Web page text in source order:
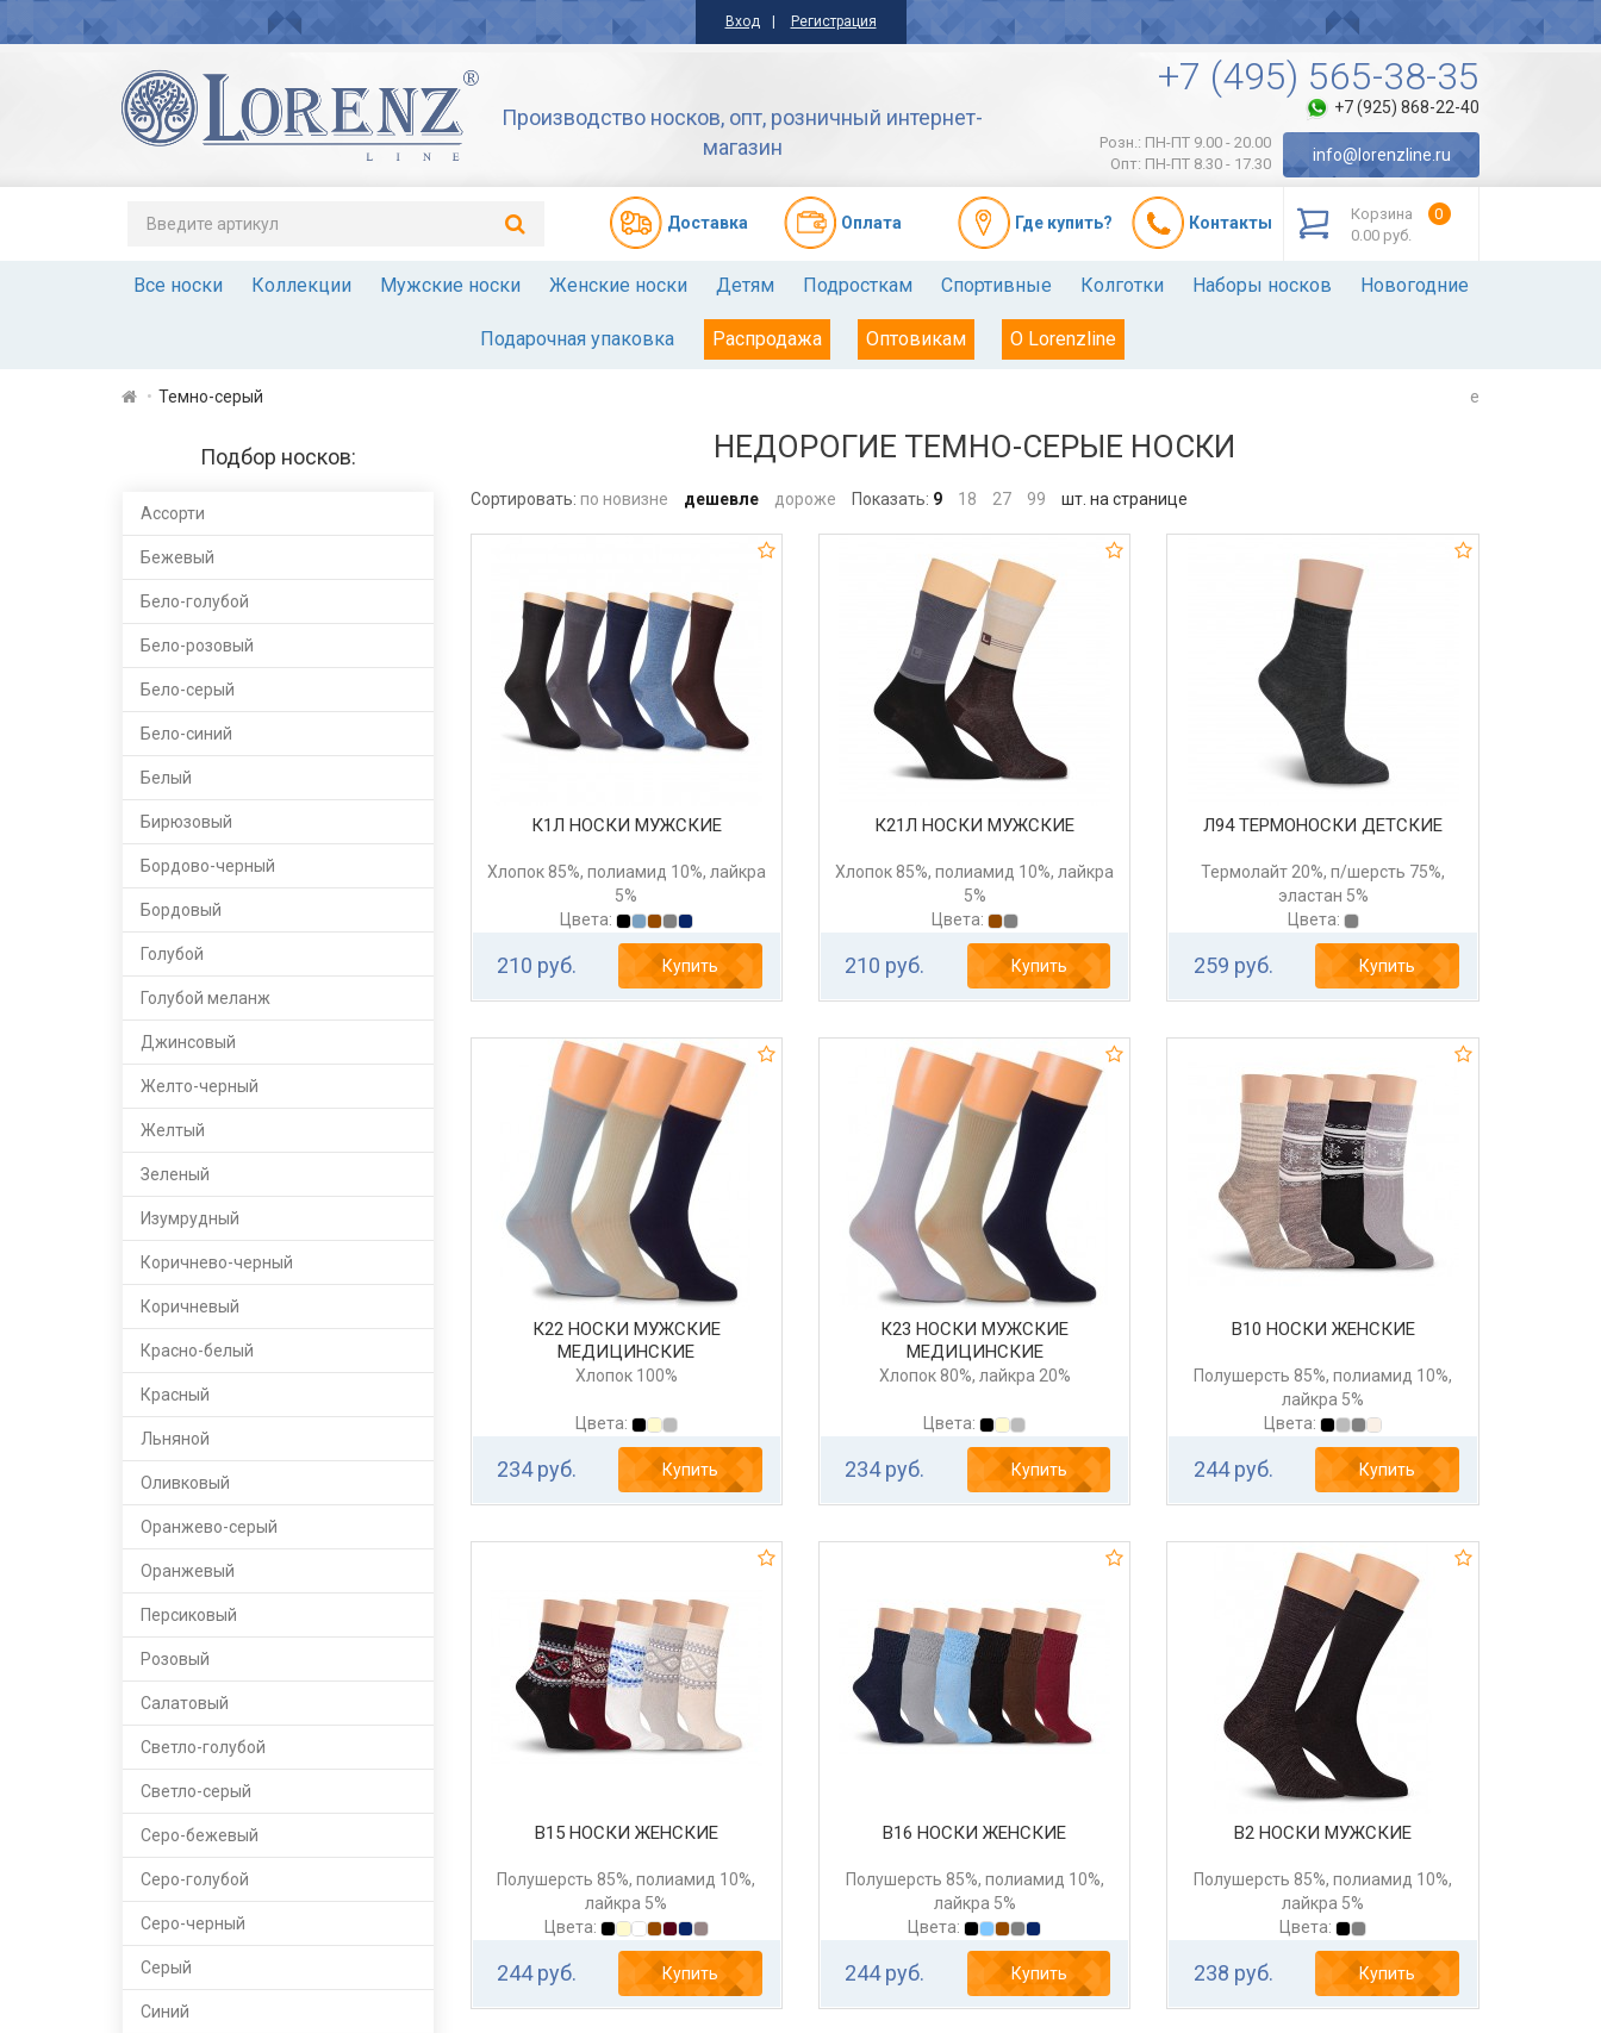
Вход Регистрация
Производство носков, опт, розничный интернет-
магазин
+7 (495) 565-38-35
+7 (925) 868-22-40
Розн.: ПН-ПТ 9.00 - 20.00
Опт: ПН-ПТ 8.30 - 17.30
info@lorenzline.ru
Доставкa Оплата Где купить? Контакты Корзина
0
0.00 руб.
Все носки Коллекции Мужские носки Женские носки Детям Подросткам Спортивные Колготки Наборы носков Новогодние
Подарочная упаковка Распродажа Оптовикам О Lorenzline
Темно-серый e
Подбор носков:
Ассорти
Бежевый
Бело-голубой
Бело-розовый
Бело-серый
Бело-синий
Белый
Бирюзовый
Бордово-черный
Бордовый
Голубой
Голубой меланж
Джинсовый
Желто-черный
Желтый
Зеленый
Изумрудный
Коричнево-черный
Коричневый
Красно-белый
Красный
Льняной
Оливковый
Оранжево-серый
Оранжевый
Персиковый
Розовый
Салатовый
Светло-голубой
Светло-серый
Серо-бежевый
Серо-голубой
Серо-черный
Серый
Синий
НЕДОРОГИЕ ТЕМНО-СЕРЫЕ НОСКИ
Сортировать: по новизне дешевле дороже Показать: 9 18 27 99 шт. на странице
К1Л НОСКИ МУЖСКИЕ
Хлопок 85%, полиамид 10%, лайкра
5%
Цвета:
210 руб. Купить
К21Л НОСКИ МУЖСКИЕ
Хлопок 85%, полиамид 10%, лайкра
5%
Цвета:
210 руб. Купить
Л94 ТЕРМОНОСКИ ДЕТСКИЕ
Термолайт 20%, п/шерсть 75%,
эластан 5%
Цвета:
259 руб. Купить
К22 НОСКИ МУЖСКИЕ
МЕДИЦИНСКИЕ
Хлопок 100%
Цвета:
234 руб. Купить
К23 НОСКИ МУЖСКИЕ
МЕДИЦИНСКИЕ
Хлопок 80%, лайкра 20%
Цвета:
234 руб. Купить
В10 НОСКИ ЖЕНСКИЕ
Полушерсть 85%, полиамид 10%,
лайкра 5%
Цвета:
244 руб. Купить
В15 НОСКИ ЖЕНСКИЕ
Полушерсть 85%, полиамид 10%,
лайкра 5%
Цвета:
244 руб. Купить
В16 НОСКИ ЖЕНСКИЕ
Полушерсть 85%, полиамид 10%,
лайкра 5%
Цвета:
244 руб. Купить
В2 НОСКИ МУЖСКИЕ
Полушерсть 85%, полиамид 10%,
лайкра 5%
Цвета:
238 руб. Купить